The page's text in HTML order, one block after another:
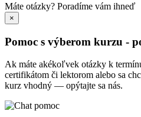
Máte otázky? Poradíme vám ihneď
×
Pomoc s výberom kurzu -
Ak máte akékoľvek otázky k
certifikátom či lektorom alebo sa
kurz vhodný — opýtajte sa nás.